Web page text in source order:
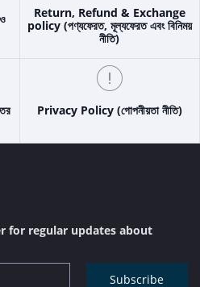
Return, Refund & Exchange
policy (পণ্যফেরত, মূল্যফেরত এবং বিনিময়
নীতি)
Privacy Policy (গোপনীয়তা নীতি)
for regular updates about
Subscribe